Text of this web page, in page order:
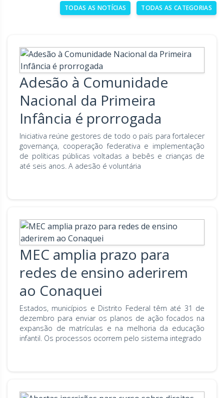
Mato Grosso do Sul
Paraíba Pernambuco
Piauí
Rio de Janeiro Rio Grande do Norte
Sergipe
Santa Catarina São Paulo
Tocantins
TODAS AS NOTÍCIAS TODAS AS CATEGORIAS
Adesão à Comunidade
Nacional da Primeira
Infância é prorrogada
Iniciativa reúne gestores de todo o país para fortalecer
governança, cooperação federativa e implementação
de políticas públicas voltadas a bebês e crianças de
até seis anos. A adesão é voluntária
MEC amplia prazo para
redes de ensino aderirem
ao Conaquei
Estados, municípios e Distrito Federal têm até 31 de
dezembro para enviar os planos de ação focados na
expansão de matrículas e na melhoria da educação
infantil. Os processos ocorrem pelo sistema integrado